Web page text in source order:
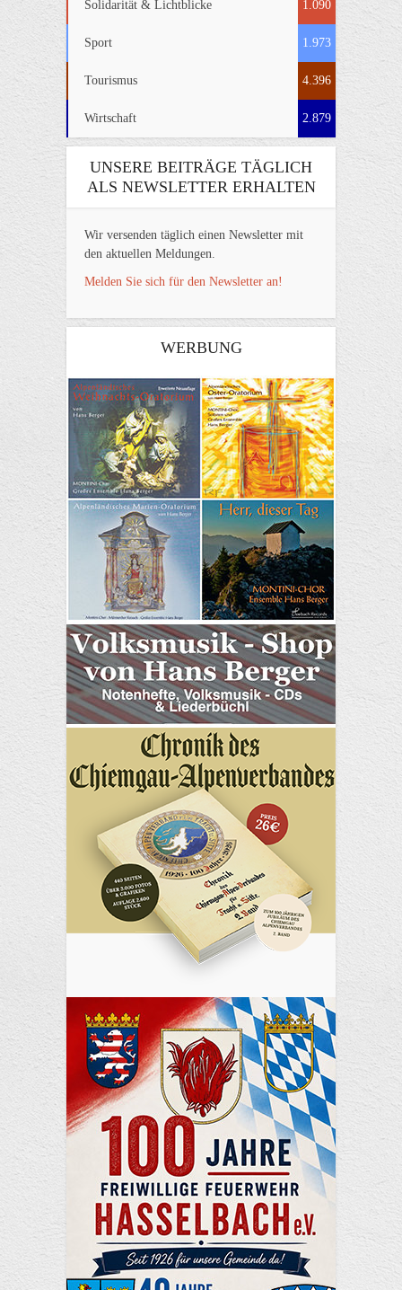
Solidarität & Lichtblicke 1.090
Sport 1.973
Tourismus 4.396
Wirtschaft 2.879
UNSERE BEITRÄGE TÄGLICH
ALS NEWSLETTER ERHALTEN
Wir versenden täglich einen Newsletter mit
den aktuellen Meldungen.
Melden Sie sich für den Newsletter an!
WERBUNG